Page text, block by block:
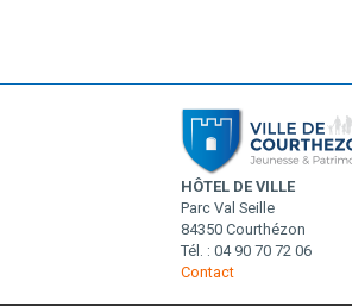
HÔTEL DE VILLE
Parc Val Seille
84350 Courthézon
Tél. : 04 90 70 72 06
Contact